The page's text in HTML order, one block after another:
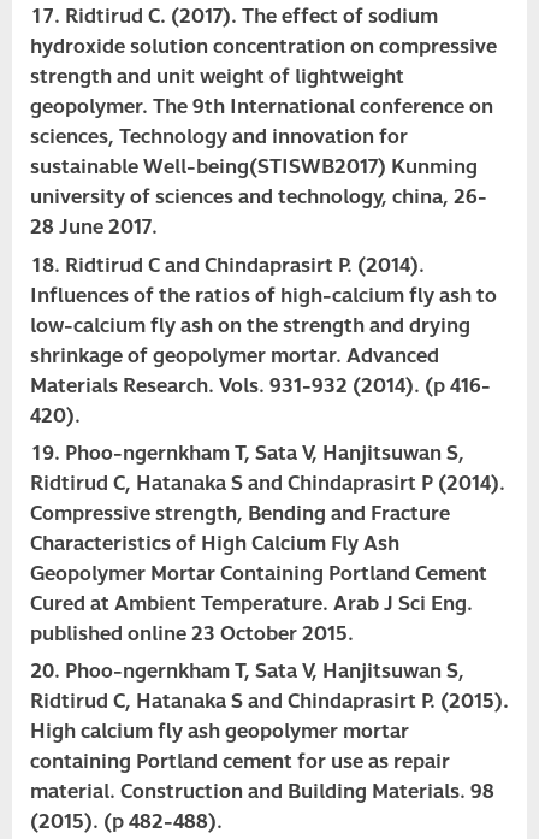
Ridtirud C. (2017). The effect of sodium
hydroxide solution concentration on compressive
strength and unit weight of lightweight
geopolymer. The 9th International conference on
sciences, Technology and innovation for
sustainable Well-being(STISWB2017) Kunming
university of sciences and technology, china, 26-
28 June 2017.
Ridtirud C and Chindaprasirt P. (2014).
Influences of the ratios of high-calcium fly ash to
low-calcium fly ash on the strength and drying
shrinkage of geopolymer mortar. Advanced
Materials Research. Vols. 931-932 (2014). (p 416-
420).
Phoo-ngernkham T, Sata V, Hanjitsuwan S,
Ridtirud C, Hatanaka S and Chindaprasirt P (2014).
Compressive strength, Bending and Fracture
Characteristics of High Calcium Fly Ash
Geopolymer Mortar Containing Portland Cement
Cured at Ambient Temperature. Arab J Sci Eng.
published online 23 October 2015.
Phoo-ngernkham T, Sata V, Hanjitsuwan S,
Ridtirud C, Hatanaka S and Chindaprasirt P. (2015).
High calcium fly ash geopolymer mortar
containing Portland cement for use as repair
material. Construction and Building Materials. 98
(2015). (p 482-488).